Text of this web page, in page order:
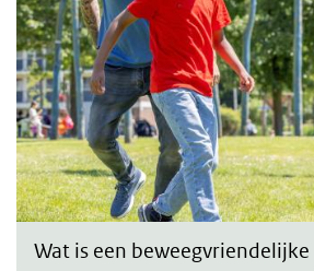
Wat is een